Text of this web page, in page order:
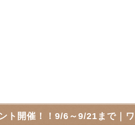
ト開催！！9/6～9/21まで｜